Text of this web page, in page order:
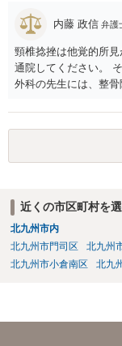
内藤 政信 弁護
頸椎捻挫は他覚的所
通院してください。
外科の先生には、整
近くの市区町村を
北九州市内
北九州市門司区
北九州
北九州市小倉南区
北九